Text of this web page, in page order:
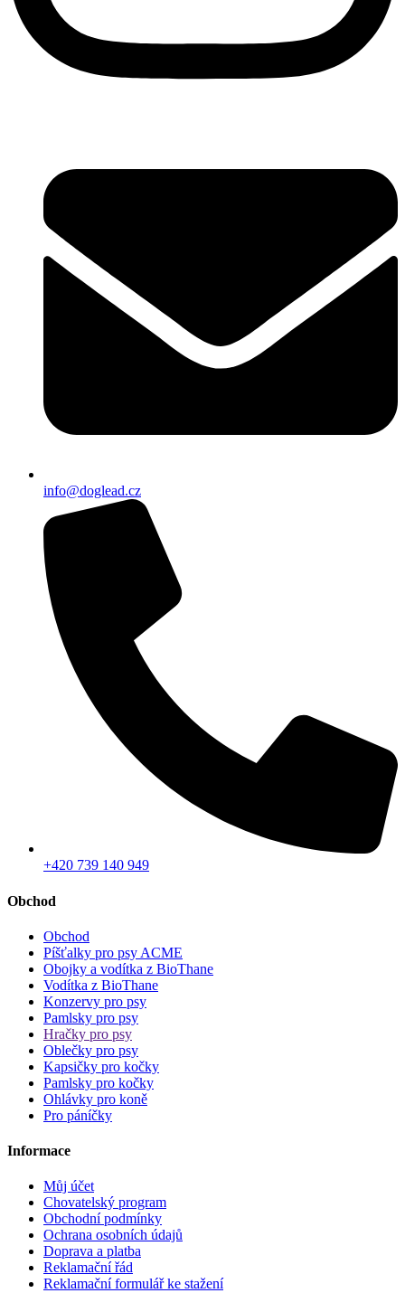
info@doglead.cz
+420 739 140 949
Obchod
Obchod
Píšťalky pro psy ACME
Obojky a vodítka z BioThane
Vodítka z BioThane
Konzervy pro psy
Pamlsky pro psy
Hračky pro psy
Oblečky pro psy
Kapsičky pro kočky
Pamlsky pro kočky
Ohlávky pro koně
Pro páníčky
Informace
Můj účet
Chovatelský program
Obchodní podmínky
Ochrana osobních údajů
Doprava a platba
Reklamační řád
Reklamační formulář ke stažení